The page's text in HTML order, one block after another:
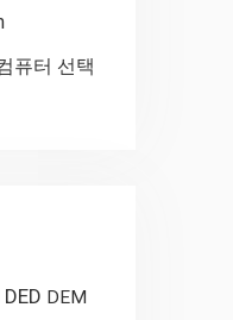
퓨터 선택
DED DEM